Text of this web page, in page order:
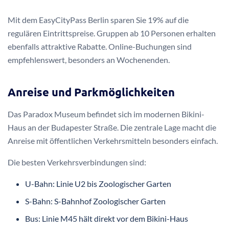
Mit dem EasyCityPass Berlin sparen Sie 19% auf die
regulären Eintrittspreise. Gruppen ab 10 Personen erhalten
ebenfalls attraktive Rabatte. Online-Buchungen sind
empfehlenswert, besonders an Wochenenden.
Anreise und Parkmöglichkeiten
Das Paradox Museum befindet sich im modernen Bikini-
Haus an der Budapester Straße. Die zentrale Lage macht die
Anreise mit öffentlichen Verkehrsmitteln besonders einfach.
Die besten Verkehrsverbindungen sind:
U-Bahn: Linie U2 bis Zoologischer Garten
S-Bahn: S-Bahnhof Zoologischer Garten
Bus: Linie M45 hält direkt vor dem Bikini-Haus